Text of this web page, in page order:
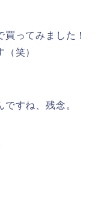
ってみました！
笑）
すね、残念。